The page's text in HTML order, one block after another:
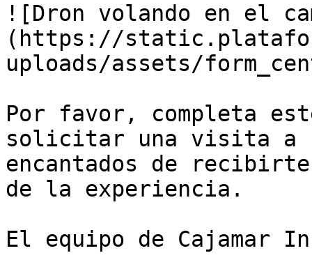
![Dron volando en el
(https://
uploads/assets/
Por favor, completa
solicitar una visita a
encantados de
de la experiencia.
El equipo de Cajamar